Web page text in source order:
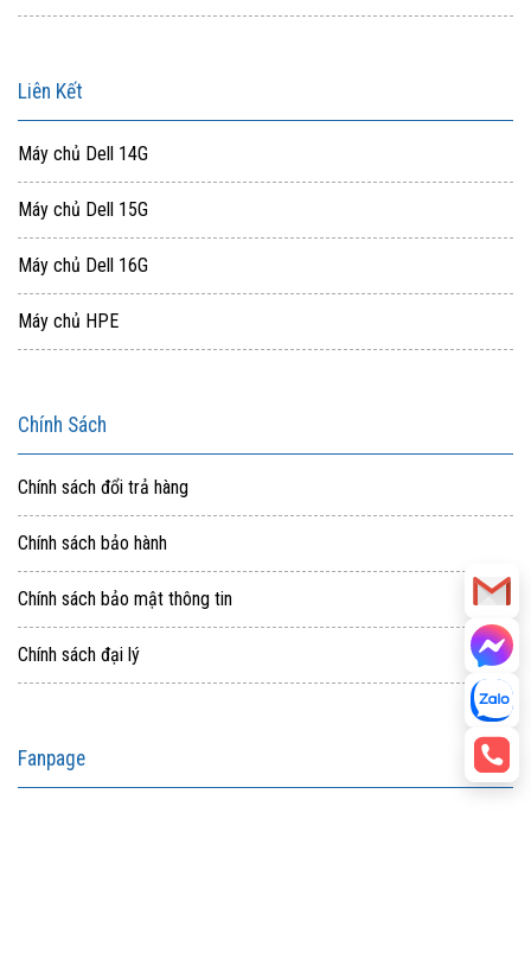
Liên Kết
Máy chủ Dell 14G
Máy chủ Dell 15G
Máy chủ Dell 16G
Máy chủ HPE
Chính Sách
Chính sách đổi trả hàng
Chính sách bảo hành
Chính sách bảo mật thông tin
Chính sách đại lý
Fanpage